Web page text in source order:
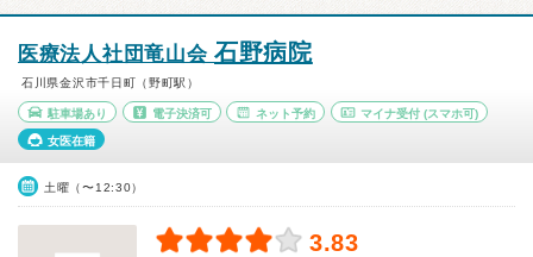
医療法人社団竜山会 石野病院
石川県金沢市千日町（野町駅）
駐車場あり 電子決済可 ネット予約 マイナ受付 (スマホ可)
女医在籍
土曜（〜12:30）
3.83